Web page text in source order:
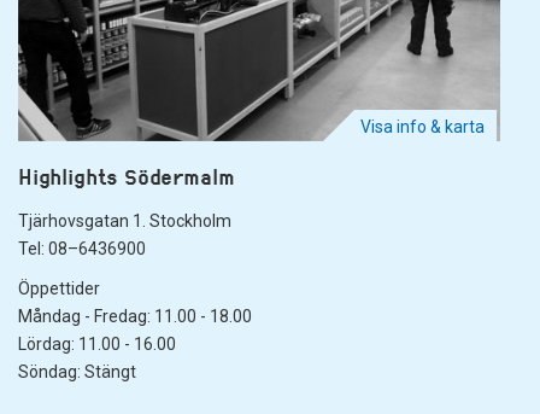
Visa info & karta
Highlights Södermalm
Tjärhovsgatan 1. Stockholm
Tel: 08–6436900
Öppettider
Måndag - Fredag: 11.00 - 18.00
Lördag: 11.00 - 16.00
Söndag: Stängt